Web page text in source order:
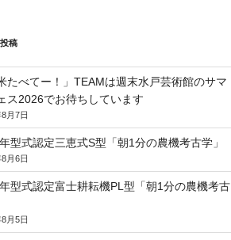
稿
たべてー！」TEAMは週末水戸芸術館のサマ
ス2026でお待ちしています
月7日
型式認定三恵式S型「朝1分の農機考古学」
月6日
型式認定富士耕耘機PL型「朝1分の農機考古
月5日